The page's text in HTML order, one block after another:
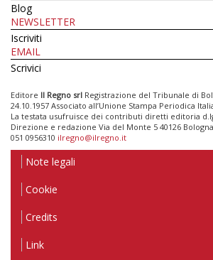
Blog
NEWSLETTER
Iscriviti
EMAIL
Scrivici
Editore Il Regno srl Registrazione del Tribunale di
24.10.1957 Associato all’Unione Stampa Periodica
La testata usufruisce dei contributi diretti editoria
Direzione e redazione Via del Monte 5 40126
051 0956310 ilregno@ilregno.it
Note legali
Cookie
Credits
Link